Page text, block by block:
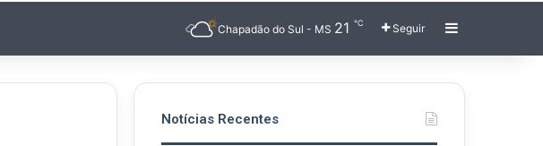
Chapadão do Sul - MS 21 ℃ Seguir Barra Lateral
Notícias Recentes